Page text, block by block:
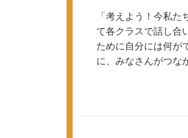
「考えよう！今私
て各クラスで話し合
ために自分には何が
に、みなさんがつな